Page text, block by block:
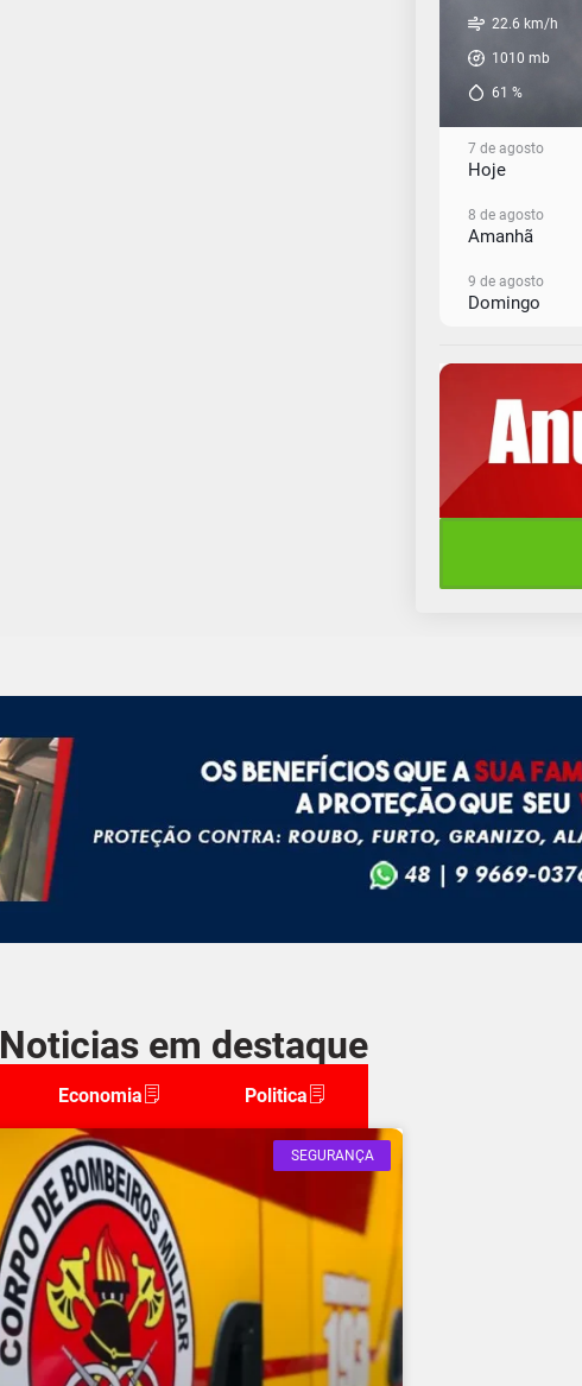
22.6 km/h
1010 mb
61 %
7 de agosto
Hoje
8 de agosto
Amanhã
9 de agosto
Domingo
Segunda-Feira
11 de agosto
Terça-Feira
12 de agosto
Noticias em destaque
Economia Politica
SEGURANÇA